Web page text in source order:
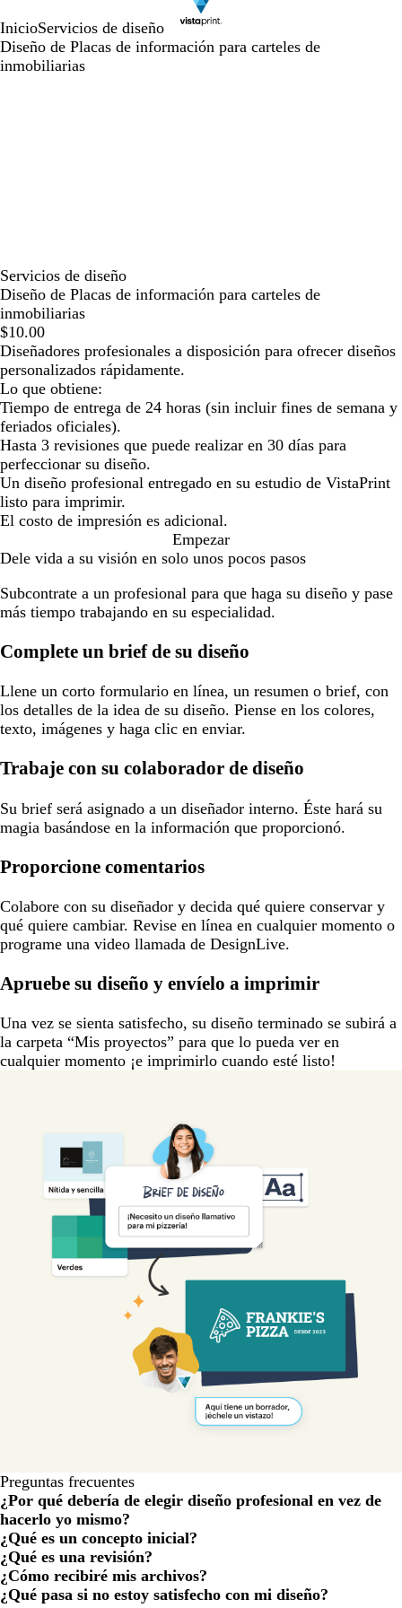
InicioServicios de diseño
Diseño de Placas de información para carteles de
inmobiliarias
Servicios de diseño
Diseño de Placas de información para carteles de
inmobiliarias
$10.00
Diseñadores profesionales a disposición para ofrecer diseños
personalizados rápidamente.
Lo que obtiene:
Tiempo de entrega de 24 horas (sin incluir fines de semana y
feriados oficiales).
Hasta 3 revisiones que puede realizar en 30 días para
perfeccionar su diseño.
Un diseño profesional entregado en su estudio de VistaPrint
listo para imprimir.
El costo de impresión es adicional.
Empezar
Dele vida a su visión en solo unos pocos pasos
Subcontrate a un profesional para que haga su diseño y pase
más tiempo trabajando en su especialidad.
Complete un brief de su diseño
Llene un corto formulario en línea, un resumen o brief, con
los detalles de la idea de su diseño. Piense en los colores,
texto, imágenes y haga clic en enviar.
Trabaje con su colaborador de diseño
Su brief será asignado a un diseñador interno. Éste hará su
magia basándose en la información que proporcionó.
Proporcione comentarios
Colabore con su diseñador y decida qué quiere conservar y
qué quiere cambiar. Revise en línea en cualquier momento o
programe una video llamada de DesignLive.
Apruebe su diseño y envíelo a imprimir
Una vez se sienta satisfecho, su diseño terminado se subirá a
la carpeta “Mis proyectos” para que lo pueda ver en
cualquier momento ¡e imprimirlo cuando esté listo!
Preguntas frecuentes
¿Por qué debería de elegir diseño profesional en vez de
hacerlo yo mismo?
¿Qué es un concepto inicial?
¿Qué es una revisión?
¿Cómo recibiré mis archivos?
¿Qué pasa si no estoy satisfecho con mi diseño?